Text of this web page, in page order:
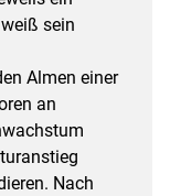
sein
Almen einer
an
Nach